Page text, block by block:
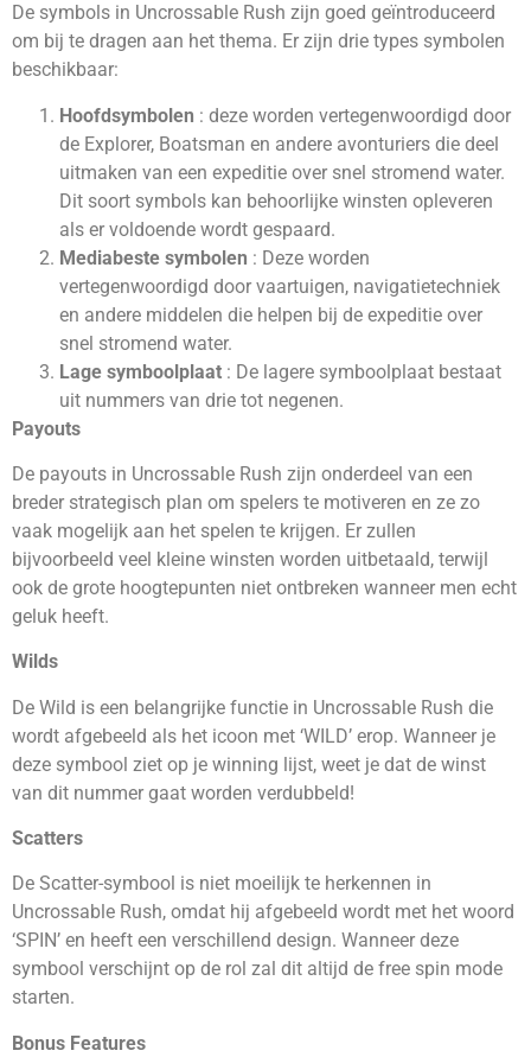
De symbols in Uncrossable Rush zijn goed geïntroduceerd
om bij te dragen aan het thema. Er zijn drie types symbolen
beschikbaar:
Hoofdsymbolen : deze worden vertegenwoordigd door
de Explorer, Boatsman en andere avonturiers die deel
uitmaken van een expeditie over snel stromend water.
Dit soort symbols kan behoorlijke winsten opleveren
als er voldoende wordt gespaard.
Mediabeste symbolen : Deze worden
vertegenwoordigd door vaartuigen, navigatietechniek
en andere middelen die helpen bij de expeditie over
snel stromend water.
Lage symboolplaat : De lagere symboolplaat bestaat
uit nummers van drie tot negenen.
Payouts
De payouts in Uncrossable Rush zijn onderdeel van een
breder strategisch plan om spelers te motiveren en ze zo
vaak mogelijk aan het spelen te krijgen. Er zullen
bijvoorbeeld veel kleine winsten worden uitbetaald, terwijl
ook de grote hoogtepunten niet ontbreken wanneer men echt
geluk heeft.
Wilds
De Wild is een belangrijke functie in Uncrossable Rush die
wordt afgebeeld als het icoon met ‘WILD’ erop. Wanneer je
deze symbool ziet op je winning lijst, weet je dat de winst
van dit nummer gaat worden verdubbeld!
Scatters
De Scatter-symbool is niet moeilijk te herkennen in
Uncrossable Rush, omdat hij afgebeeld wordt met het woord
‘SPIN’ en heeft een verschillend design. Wanneer deze
symbool verschijnt op de rol zal dit altijd de free spin mode
starten.
Bonus Features